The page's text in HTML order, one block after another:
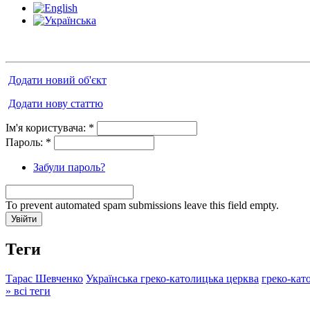
Додати новий об'єкт
Додати нову статтю
Ім'я користувача: *
Пароль: *
Забули пароль?
To prevent automated spam submissions leave this field empty.
Теги
Тарас Шевченко Українська греко-католицька церква греко-
» всі теги